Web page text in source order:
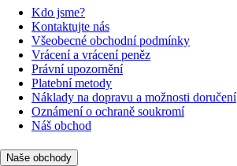
Kdo jsme?
Kontaktujte nás
Všeobecné obchodní podmínky
Vrácení a vrácení peněz
Právní upozornění
Platební metody
Náklady na dopravu a možnosti doručení
Oznámení o ochraně soukromí
Náš obchod
Naše obchody